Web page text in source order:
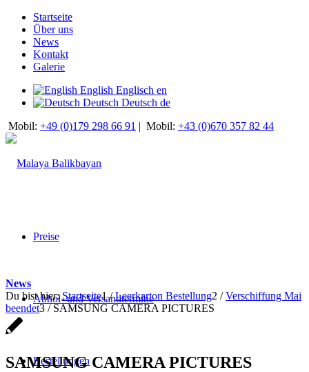
Startseite
Über uns
News
Kontakt
Galerie
English Englisch en
Deutsch Deutsch de
Mobil: +49 (0)179 298 66 91 | Mobil: +43 (0)670 357 82 44
Preise
Abhol- und Versandtermine
Bestellungen
News
Du bist hier: Startseite1 / Leerkarton Bestellung2 / Verschiffung Mai
beendet3 / SAMSUNG CAMERA PICTURES
SAMSUNG CAMERA PICTURES